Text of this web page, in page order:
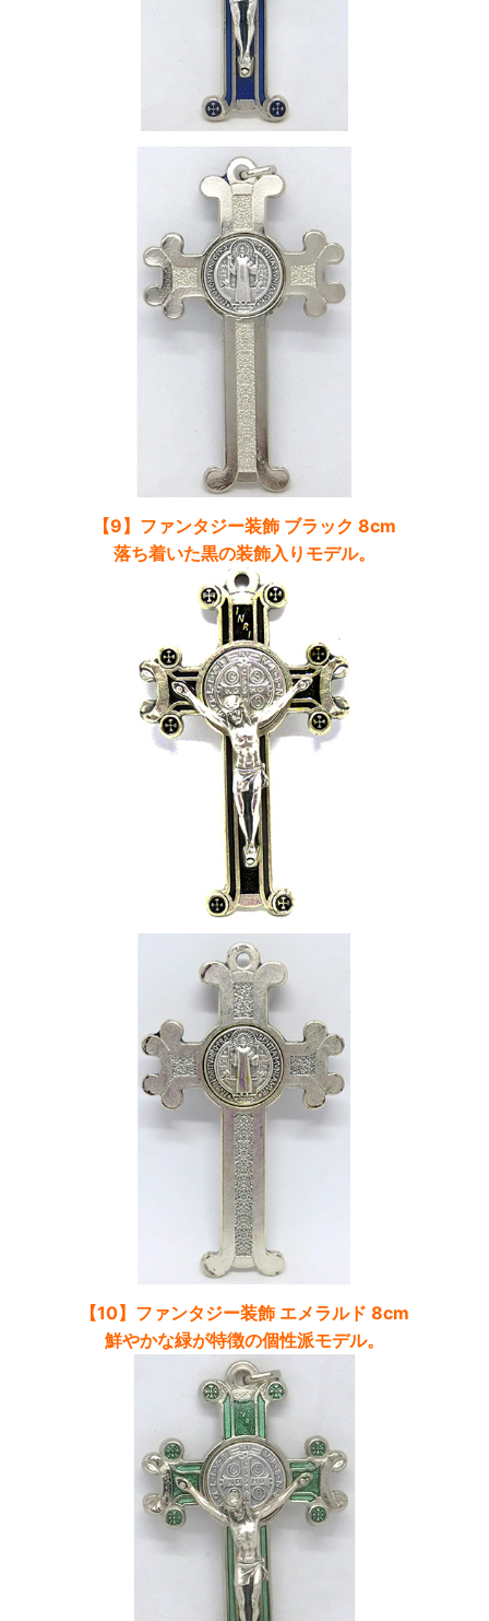
【9】ファンタジー装飾 ブラック 8cm
落ち着いた黒の装飾入りモデル。
【10】ファンタジー装飾 エメラルド 8cm
鮮やかな緑が特徴の個性派モデル。